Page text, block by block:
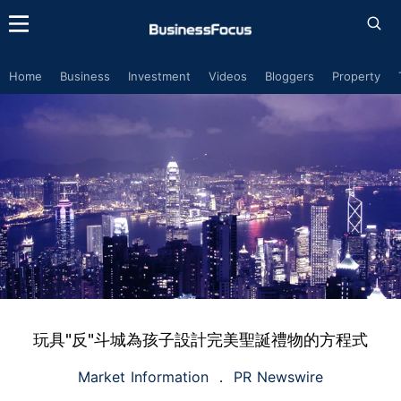
Home Business Investment Videos Bloggers Property
玩具"反"斗城為孩子設計完美聖誕禮物的方程式
Market Information PR Newswire